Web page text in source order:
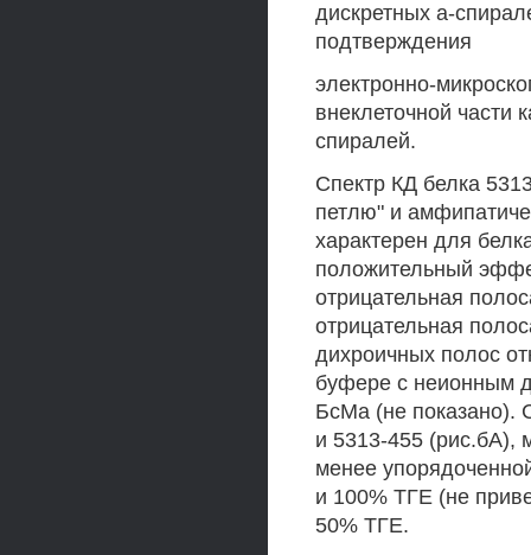
дискретных а-
подтверждения
электронно-
внеклеточной части
спиралей.
Спектр КД белка
петлю" и
характерен для
положительный
отрицательная
отрицательная
дихроичных полос
буфере с неионным
БсМа (не показано).
и 5313-455 (рис.бА),
менее
и 100% ТГЕ (не
50% ТГЕ.